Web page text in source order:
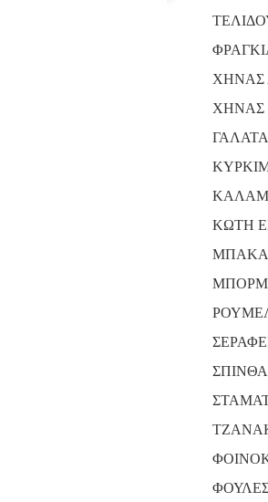
ΧΗΝΑΣ
ΧΗΝΑΣ
ΚΩΤΗ